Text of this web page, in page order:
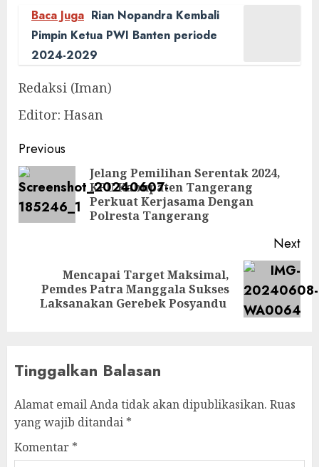
Baca Juga Rian Nopandra Kembali
Pimpin Ketua PWI Banten periode
2024-2029
Redaksi (Iman)
Editor: Hasan
Post
navigation
Previous
Jelang Pemilihan Serentak 2024,
KPU Kabupaten Tangerang
Perkuat Kerjasama Dengan
Polresta Tangerang
Next
Next
post:
Mencapai Target Maksimal,
Pemdes Patra Manggala Sukses
Laksanakan Gerebek Posyandu
Tinggalkan Balasan
Alamat email Anda tidak akan dipublikasikan. Ruas
yang wajib ditandai *
Komentar *